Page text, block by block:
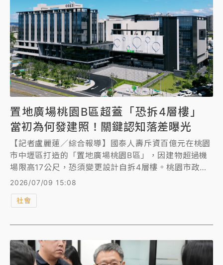
置地廣場桃園B區超蓋「恐拆4層樓」
當初為何發建照！關鍵認知落差曝光
【記者盧麗蓮／綜合報導】國泰人壽斥資百億元在桃園
市中壢區打造的「置地廣場桃園B區」，因建物超過機
場限高17公尺，恐須變更設計自拆4層樓。桃園市政府
建管處表示，未來除非民航局能同意國泰人壽補救方
以過關，起因於對民航局公文的認知落差。
2026/07/09 15:08
社會